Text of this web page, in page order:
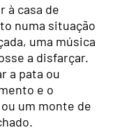
à casa de
numa situação
uma música
a disfarçar.
a pata ou
e o
um monte de